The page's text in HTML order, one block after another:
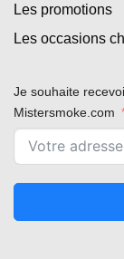
Les promotions
Les occasions
Je souhaite
Mistersmoke.com